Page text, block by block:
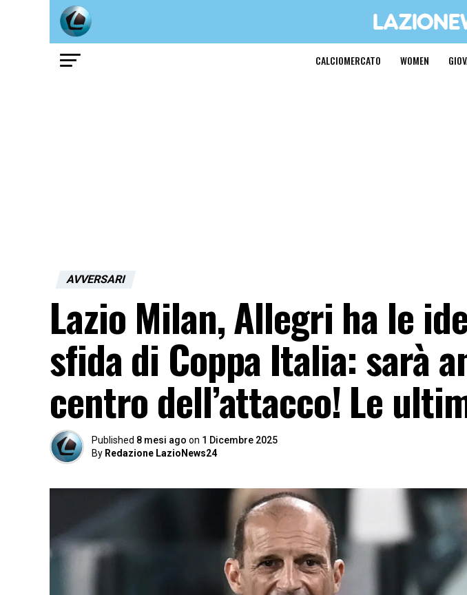
CALCIOMERCATO WOMEN
AVVERSARI
Lazio Milan, Allegri ha le
sfida di Coppa Italia: sarà
centro dell’attacco! Le
Published 8 mesi ago on 1 Dicembre 2025
By Redazione LazioNews24